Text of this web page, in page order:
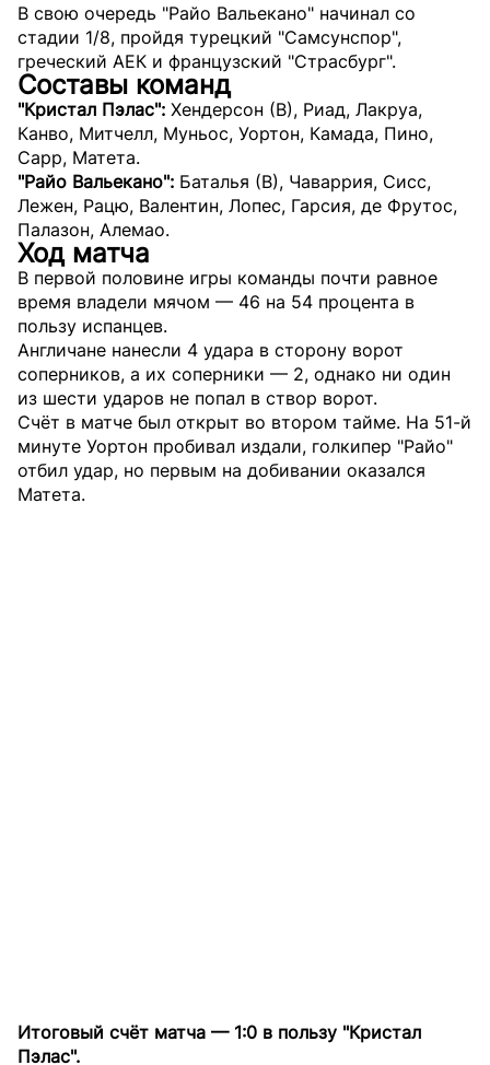
В свою очередь "Райо Вальекано" начинал со
стадии 1/8, пройдя турецкий "Самсунспор",
греческий АЕК и французский "Страсбург".
Составы команд
"Кристал Пэлас": Хендерсон (В), Риад, Лакруа,
Канво, Митчелл, Муньос, Уортон, Камада, Пино,
Сарр, Матета.
"Райо Вальекано": Баталья (В), Чаваррия, Сисс,
Лежен, Рацю, Валентин, Лопес, Гарсия, де Фрутос,
Палазон, Алемао.
Ход матча
В первой половине игры команды почти равное
время владели мячом — 46 на 54 процента в
пользу испанцев.
Англичане нанесли 4 удара в сторону ворот
соперников, а их соперники — 2, однако ни один
из шести ударов не попал в створ ворот.
Счёт в матче был открыт во втором тайме. На 51-й
минуте Уортон пробивал издали, голкипер "Райо"
отбил удар, но первым на добивании оказался
Матета.
Итоговый счёт матча — 1:0 в пользу "Кристал
Пэлас".